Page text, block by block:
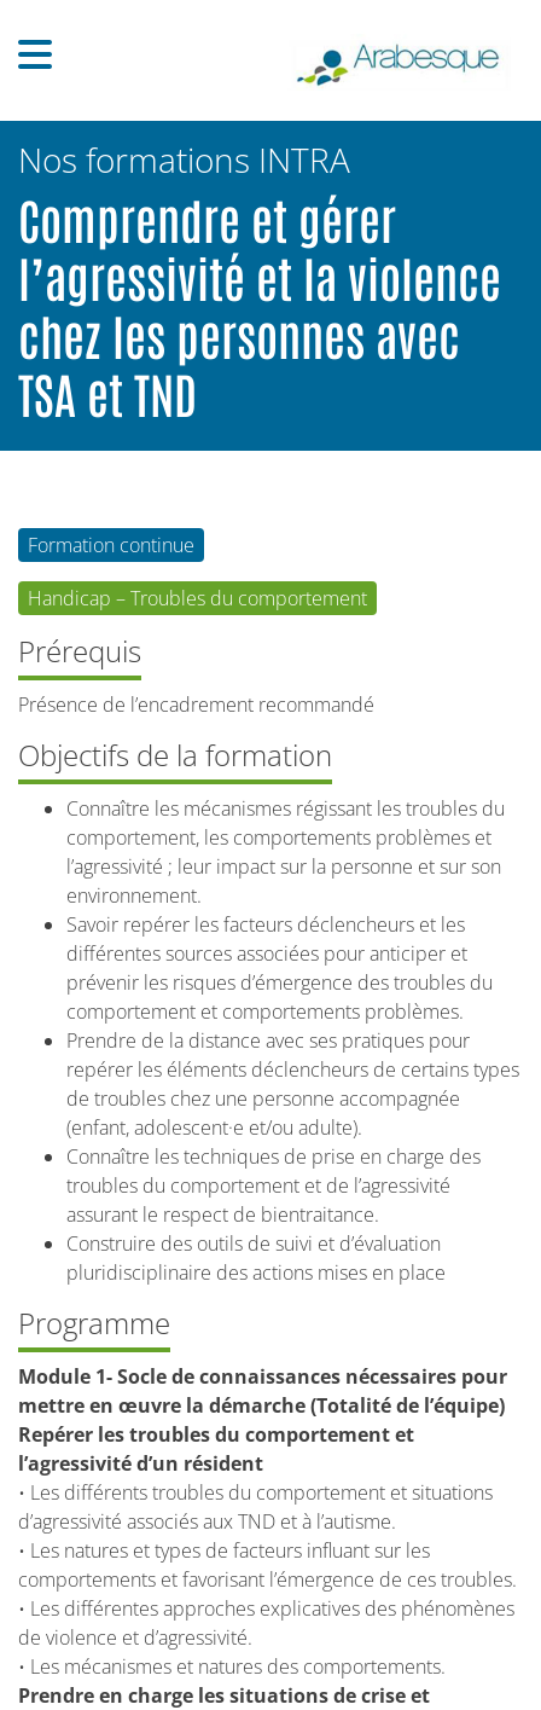
Nos formations INTRA
Comprendre et gérer
l’agressivité et la violence
chez les personnes avec
TSA et TND
Formation continue
Handicap – Troubles du comportement
Prérequis
Présence de l’encadrement recommandé
Objectifs de la formation
Connaître les mécanismes régissant les troubles du
comportement, les comportements problèmes et
l’agressivité ; leur impact sur la personne et sur son
environnement.
Savoir repérer les facteurs déclencheurs et les
différentes sources associées pour anticiper et
prévenir les risques d’émergence des troubles du
comportement et comportements problèmes.
Prendre de la distance avec ses pratiques pour
repérer les éléments déclencheurs de certains types
de troubles chez une personne accompagnée
(enfant, adolescent·e et/ou adulte).
Connaître les techniques de prise en charge des
troubles du comportement et de l’agressivité
assurant le respect de bientraitance.
Construire des outils de suivi et d’évaluation
pluridisciplinaire des actions mises en place
Programme
Module 1- Socle de connaissances nécessaires pour
mettre en œuvre la démarche (Totalité de l’équipe)
Repérer les troubles du comportement et
l’agressivité d’un résident
• Les différents troubles du comportement et situations
d’agressivité associés aux TND et à l’autisme.
• Les natures et types de facteurs influant sur les
comportements et favorisant l’émergence de ces troubles.
• Les différentes approches explicatives des phénomènes
de violence et d’agressivité.
• Les mécanismes et natures des comportements.
Prendre en charge les situations de crise et